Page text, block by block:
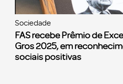
Sociedade
FAS recebe Prêmio de
Gros 2025, em
sociais positivas